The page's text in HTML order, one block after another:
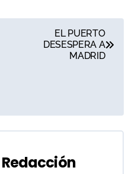
EL PUERTO
DESESPERA A
MADRID
Redacción